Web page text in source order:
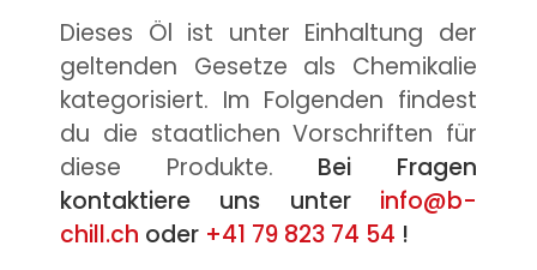
Dieses Öl ist unter Einhaltung der
geltenden Gesetze als Chemikalie
kategorisiert. Im Folgenden findest
du die staatlichen Vorschriften für
diese Produkte. Bei Fragen
kontaktiere uns unter info@b-
chill.ch oder +41 79 823 74 54 !